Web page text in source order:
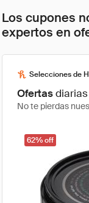
Los cupones
expertos en
Selecciones de
Ofertasdiarias
No te pierdas
62% off